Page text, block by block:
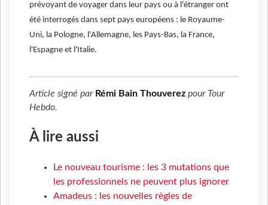
prévoyant de voyager dans leur pays ou à l'étranger ont
été interrogés dans sept pays européens : le Royaume-
Uni, la Pologne, l'Allemagne, les Pays-Bas, la France,
l'Espagne et l'Italie.
Article signé par Rémi Bain Thouverez pour Tour
Hebdo.
À lire aussi
Le nouveau tourisme : les 3 mutations que
les professionnels ne peuvent plus ignorer
Amadeus : les nouvelles règles de